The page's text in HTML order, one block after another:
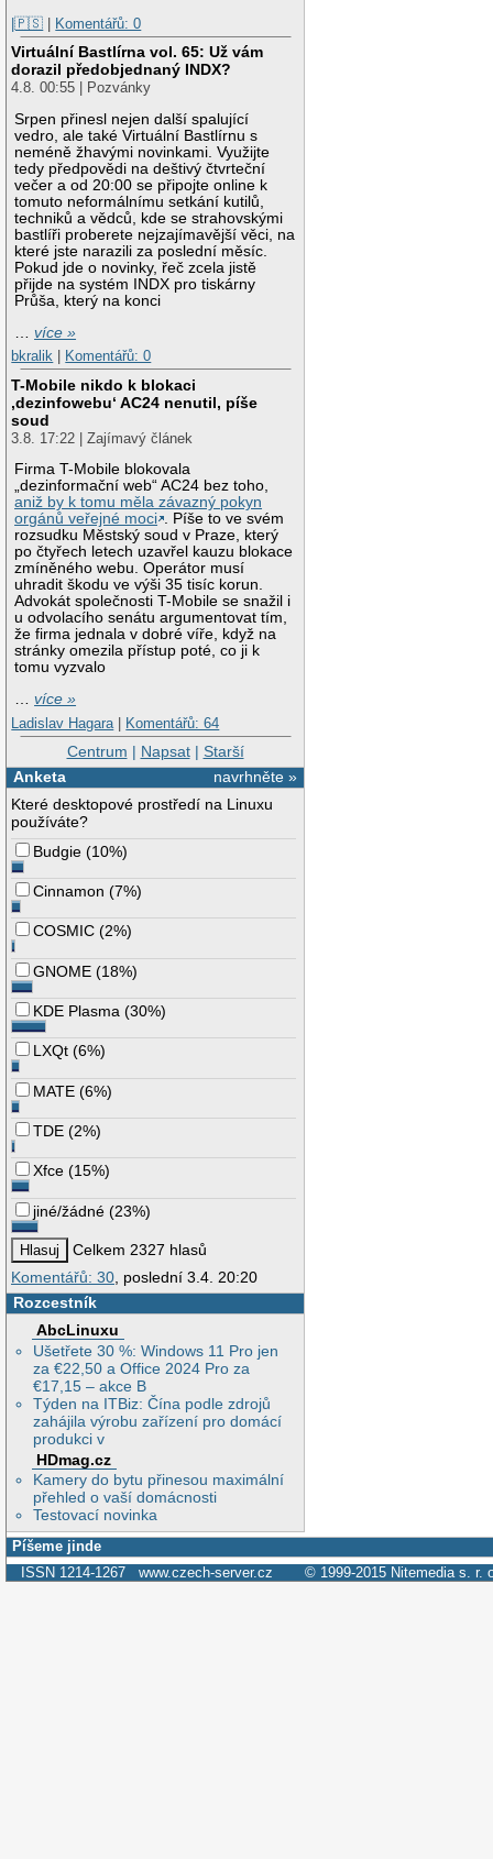
|🇵🇸 | Komentářů: 0
Virtuální Bastlírna vol. 65: Už vám
dorazil předobjednaný INDX?
4.8. 00:55 | Pozvánky
Srpen přinesl nejen další spalující
vedro, ale také Virtuální Bastlírnu s
neméně žhavými novinkami. Využijte
tedy předpovědi na deštivý čtvrteční
večer a od 20:00 se připojte online k
tomuto neformálnímu setkání kutilů,
techniků a vědců, kde se strahovskými
bastlíři proberete nejzajímavější věci, na
které jste narazili za poslední měsíc.
Pokud jde o novinky, řeč zcela jistě
přijde na systém INDX pro tiskárny
Průša, který na konci
…více »
bkralik
Komentářů: 0
T-Mobile nikdo k blokaci
‚dezinfowebu‘ AC24 nenutil, píše
soud
3.8. 17:22 | Zajímavý článek
Firma T-Mobile blokovala
„dezinformační web“ AC24 bez toho,
aniž by k tomu měla závazný pokyn
orgánů veřejné moci . Píše to ve svém
rozsudku Městský soud v Praze, který
po čtyřech letech uzavřel kauzu blokace
zmíněného webu. Operátor musí
uhradit škodu ve výši 35 tisíc korun.
Advokát společnosti T-Mobile se snažil i
u odvolacího senátu argumentovat tím,
že firma jednala v dobré víře, když na
stránky omezila přístup poté, co ji k
tomu vyzvalo
…více »
Ladislav Hagara | Komentářů: 64
Centrum | Napsat| Starší
navrhněte »
Anketa
Které desktopové prostředí na Linuxu
používáte?
Budgie (10%)
Cinnamon (7%)
COSMIC (2%)
GNOME (18%)
KDE Plasma (30%)
LXQt (6%)
MATE (6%)
TDE (2%)
Xfce (15%)
jiné/žádné (23%)
Celkem 2327 hlasů
Komentářů: 30, poslední 3.4. 20:20
Rozcestník
AbcLinuxu
Ušetřete 30 %: Windows 11 Pro jen
za €22,50 a Office 2024 Pro za
€17,15 – akce B
Týden na ITBiz: Čína podle zdrojů
zahájila výrobu zařízení pro domácí
produkci v
HDmag.cz
Kamery do bytu přinesou maximální
přehled o vaší domácnosti
Testovací novinka
Píšeme jinde
ISSN 1214-1267 www.czech-server.cz © 1999-2015 Nitemedia s. r.